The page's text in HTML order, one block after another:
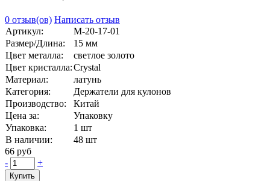
0 отзыв(ов) Написать отзыв
Артикул:
М-20-17-01
Размер/Длина:
15 мм
Цвет металла:
светлое золото
Цвет кристалла:Crystal
Материал:
латунь
Категория:
Держатели для кулонов
Производство:
Китай
Цена за:
Упаковку
Упаковка:
1 шт
В наличии:
48 шт
66 руб
-
+
Купить